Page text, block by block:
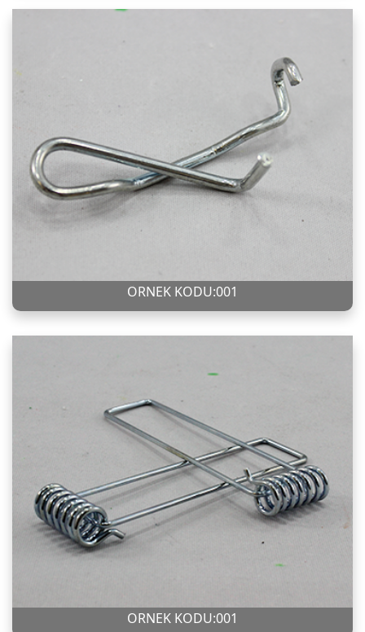
ÖRNEK KODU:001
ÖRNEK KODU:001